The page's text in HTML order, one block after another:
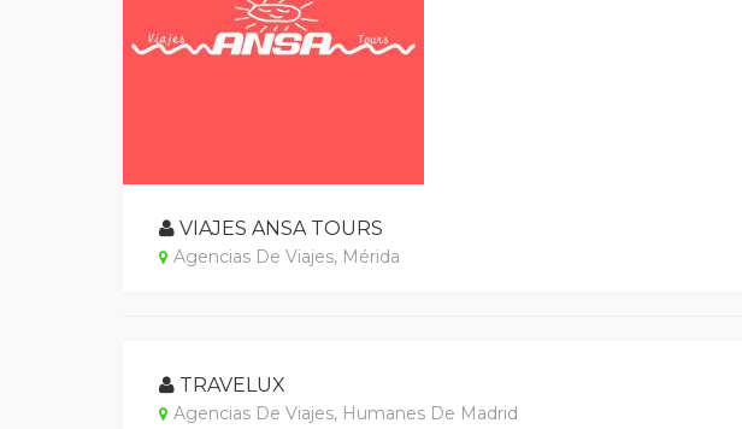
VIAJES ANSA TOURS
Agencias De Viajes, Mérida
TRAVELUX
Agencias De Viajes, Humanes De Madrid